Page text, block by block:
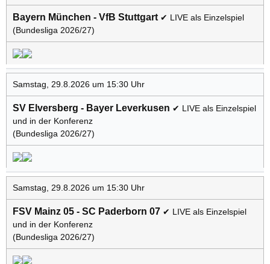
Bayern München - VfB Stuttgart✔ LIVE als Einzelspiel
(Bundesliga 2026/27)
Samstag, 29.8.2026 um 15:30 Uhr
SV Elversberg - Bayer Leverkusen ✔ LIVE als Einzelspiel
und in der Konferenz
(Bundesliga 2026/27)
Samstag, 29.8.2026 um 15:30 Uhr
FSV Mainz 05 - SC Paderborn 07 ✔ LIVE als Einzelspiel
und in der Konferenz
(Bundesliga 2026/27)